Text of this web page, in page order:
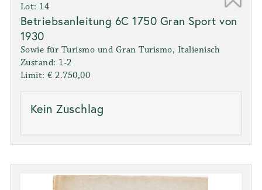
Lot: 14
Betriebsanleitung 6C 1750 Gran Sport von
1930
Sowie für Turismo und Gran Turismo, Italienisch
Zustand: 1-2
Limit: € 2.750,00
Kein Zuschlag